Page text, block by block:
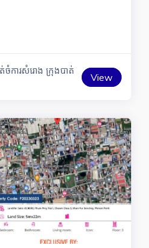
ការសំរោង ក្រុងបាត់
View